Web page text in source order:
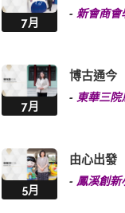
7月
- 新會商會
7月
博古通
- 東華三院
5月
由心出
- 鳳溪創新